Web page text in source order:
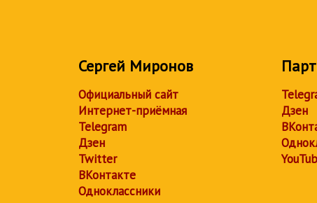
Сергей Миронов
Официальный сайт
Интернет-приёмная
Telegram
Дзен
Twitter
ВКонтакте
Одноклассники
Дзен